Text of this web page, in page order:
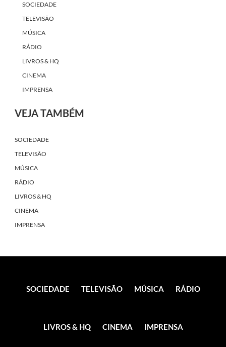
SOCIEDADE
TELEVISÃO
MÚSICA
RÁDIO
LIVROS & HQ
CINEMA
IMPRENSA
VEJA TAMBÉM
SOCIEDADE
TELEVISÃO
MÚSICA
RÁDIO
LIVROS & HQ
CINEMA
IMPRENSA
SOCIEDADE TELEVISÃO MÚSICA RÁDIO
LIVROS & HQ CINEMA IMPRENSA